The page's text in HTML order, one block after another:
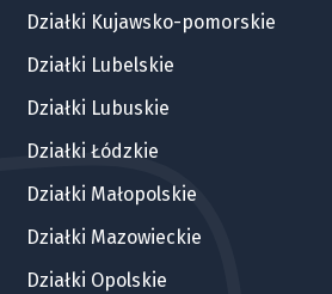
Działki Kujawsko-pomorskie
Działki Lubelskie
Działki Lubuskie
Działki Łódzkie
Działki Małopolskie
Działki Mazowieckie
Działki Opolskie